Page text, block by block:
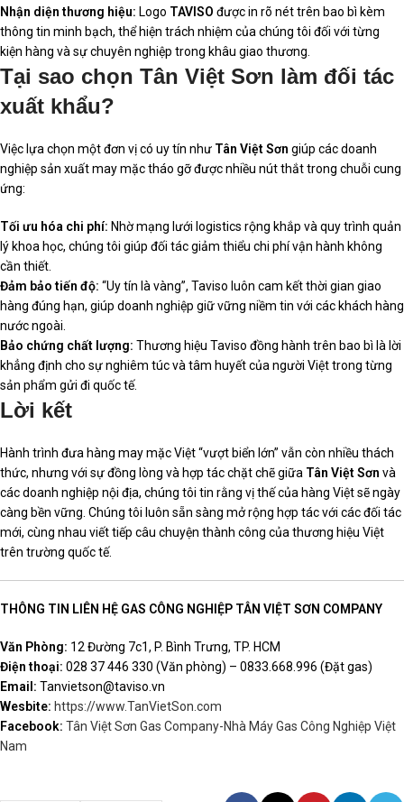
Nhận diện thương hiệu: Logo TAVISO được in rõ nét trên bao bì kèm
thông tin minh bạch, thể hiện trách nhiệm của chúng tôi đối với từng
kiện hàng và sự chuyên nghiệp trong khâu giao thương.
Tại sao chọn Tân Việt Sơn làm đối tác
xuất khẩu?
Việc lựa chọn một đơn vị có uy tín như Tân Việt Sơn giúp các doanh
nghiệp sản xuất may mặc tháo gỡ được nhiều nút thắt trong chuỗi cung
ứng:
Tối ưu hóa chi phí: Nhờ mạng lưới logistics rộng khắp và quy trình quản
lý khoa học, chúng tôi giúp đối tác giảm thiểu chi phí vận hành không
cần thiết.
Đảm bảo tiến độ: “Uy tín là vàng”, Taviso luôn cam kết thời gian giao
hàng đúng hạn, giúp doanh nghiệp giữ vững niềm tin với các khách hàng
nước ngoài.
Bảo chứng chất lượng: Thương hiệu Taviso đồng hành trên bao bì là lời
khẳng định cho sự nghiêm túc và tâm huyết của người Việt trong từng
sản phẩm gửi đi quốc tế.
Lời kết
Hành trình đưa hàng may mặc Việt “vượt biển lớn” vẫn còn nhiều thách
thức, nhưng với sự đồng lòng và hợp tác chặt chẽ giữa Tân Việt Sơn và
các doanh nghiệp nội địa, chúng tôi tin rằng vị thế của hàng Việt sẽ ngày
càng bền vững. Chúng tôi luôn sẵn sàng mở rộng hợp tác với các đối tác
mới, cùng nhau viết tiếp câu chuyện thành công của thương hiệu Việt
trên trường quốc tế.
THÔNG TIN LIÊN HỆ GAS CÔNG NGHIỆP TÂN VIỆT SƠN COMPANY
Văn Phòng: 12 Đường 7c1, P. Bình Trưng, TP. HCM
Điện thoại: 028 37 446 330 (Văn phòng) – 0833.668.996 (Đặt gas)
Email: Tanvietson@taviso.vn
Wesbite: https://www.TanVietSon.com
Facebook: Tân Việt Sơn Gas Company-Nhà Máy Gas Công Nghiệp Việt
Nam